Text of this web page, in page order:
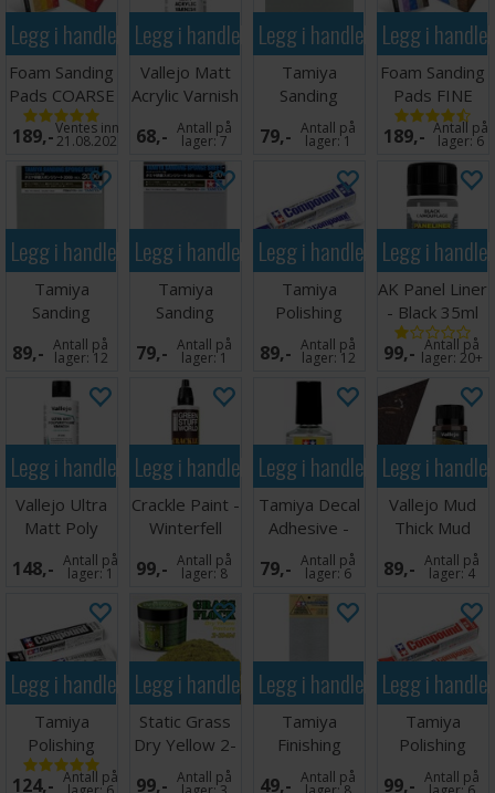
Legg i handlekurven
Foam Sanding
Pads COARSE
GRIT x20
189,-Ventes inn
21.08.2026
Legg i handlekurven
Vallejo Matt
Acrylic Varnish
60ml
68,- Antall på
lager:7
Legg i handlekurven
Tamiya
Sanding
Sponge -
3000
79,- Antall på
lager:1
Legg i
Foam Sanding
Pads FINE
GRIT x20
189,- Antall på
lager:6
Legg i handlekurven
Tamiya
Sanding
Sponge -
2000
89,- Antall på
lager: 12
Legg i handlekurven
Tamiya
Sanding
Sponge Sheet
- 320
79,- Antall på
lager:1
Legg i handlekurven
Tamiya
Polishing
Compound
Fine
89,- Antall på
lager: 12
Legg i
AK Panel Liner
- Black 35ml
99,- Antall på
lager:20+
Legg i handlekurven
Vallejo Ultra
Matt Poly
Varnish 200ml
148,- Antall på
lager:1
Legg i handlekurven
Crackle Paint -
Winterfell
Plains 60ml
99,- Antall på
lager:8
Legg i handlekurven
Tamiya Decal
Adhesive -
10ml
79,- Antall på
lager:6
Legg i
Vallejo Mud
Thick Mud
Brown - 40ml
89,- Antall på
lager:4
Legg i handlekurven
Tamiya
Polishing
Compound
124,- Antall på
Legg i handlekurven
Static Grass
Dry Yellow 2-
3mm 200ml
99,- Antall på
Legg i handlekurven
Tamiya
Finishing
Abrasives
49,- Antall på
Legg i
Tamiya
Polishing
Compound
99,- Antall på